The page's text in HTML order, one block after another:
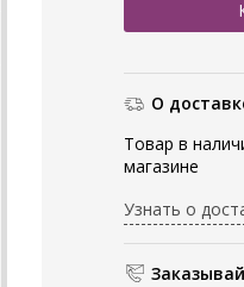
О
Товар в
магазине
Узнать о